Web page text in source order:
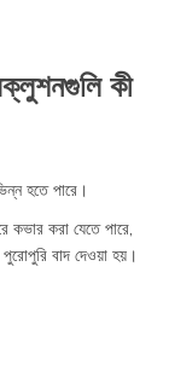
কী
হতে পারে।
কভার করা যেতে পারে,
বাদ দেওয়া হয়।